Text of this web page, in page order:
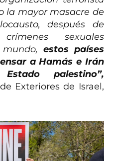
la mayor masacre de
después de
sexuales
estos países
a Hamás e Irán
palestino”,
Exteriores de Israel,